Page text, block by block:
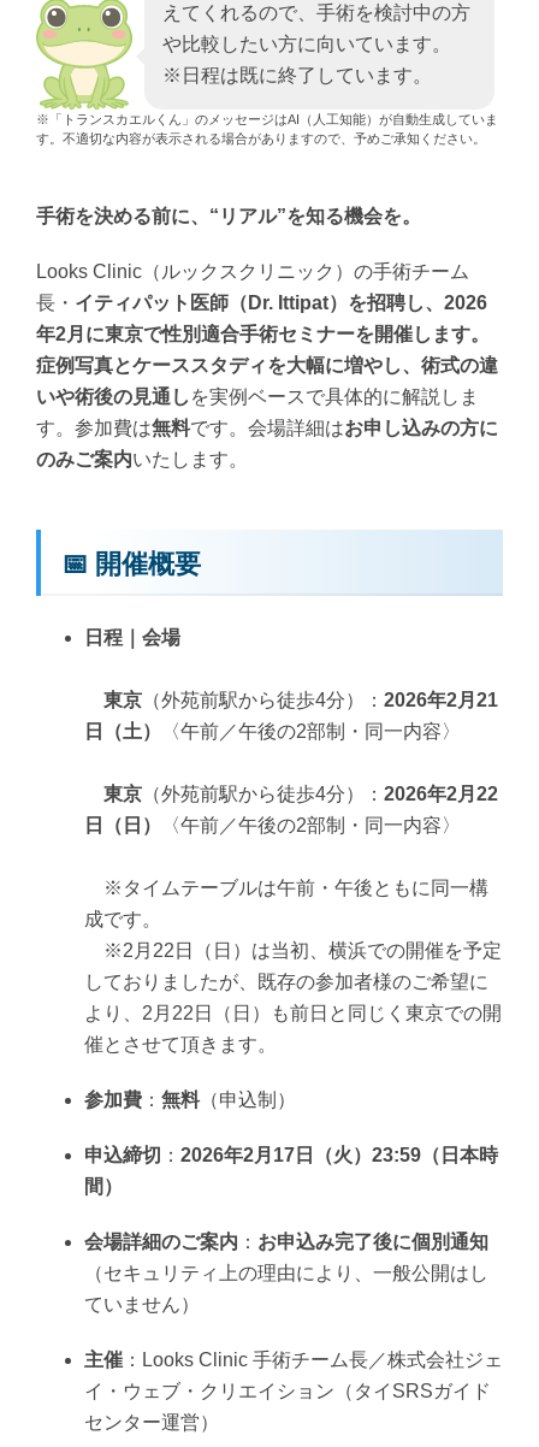
えてくれるので、手術を検討中の方
や比較したい方に向いています。
※日程は既に終了しています。
※「トランスカエルくん」のメッセージはAI（人工知能）が自動生成していま
す。不適切な内容が表示される場合がありますので、予めご承知ください。
手術を決める前に、“リアル”を知る機会を。
Looks Clinic（ルックスクリニック）の手術チーム
長・ イティパット医師（Dr. Ittipat）を招聘し、2026
年2月に東京で性別適合手術セミナーを開催します。
症例写真とケーススタディを大幅に増やし、術式の違
いや術後の見通し を実例ベースで具体的に解説しま
す。参加費は無料です。会場詳細はお申し込みの方に
のみご案内いたします。
📅 開催概要
日程｜会場
東京（外苑前駅から徒歩4分）： 2026年2月21
日（土）
〈午前／午後の2部制・同一内容〉
東京（外苑前駅から徒歩4分）： 2026年2月22
日（日）
〈午前／午後の2部制・同一内容〉
※タイムテーブルは午前・午後ともに同一構
成です。
※2月22日（日）は当初、横浜での開催を予定
しておりましたが、既存の参加者様のご希望に
より、2月22日（日）も前日と同じく東京での開
催とさせて頂きます。
参加費： 無料（申込制）
申込締切 ： 2026年2月17日（火）23:59（日本時
間）
会場詳細のご案内 ： お申込み完了後に個別通知
（セキュリティ上の理由により、一般公開はし
ていません）
主催：Looks Clinic 手術チーム長／株式会社ジェ
イ・ウェブ・クリエイション（タイSRSガイド
センター運営）